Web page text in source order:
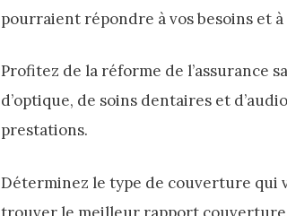
pourraient répondre à vos besoins et
Profitez de la réforme de l’assurance
d’optique, de soins dentaires et
prestations.
Déterminez le type de couverture qui
trouver le meilleur rapport